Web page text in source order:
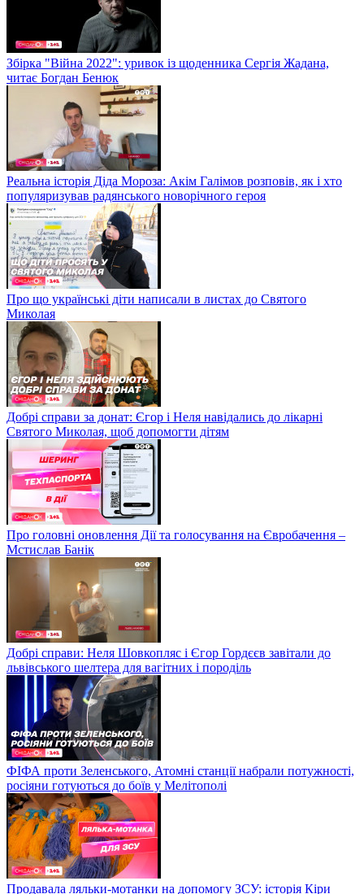
Збірка "Війна 2022": уривок із щоденника Сергія Жадана,
читає Богдан Бенюк
Реальна історія Діда Мороза: Акім Галімов розповів, як і хто
популяризував радянського новорічного героя
Про що українські діти написали в листах до Святого
Миколая
Добрі справи за донат: Єгор і Неля навідались до лікарні
Святого Миколая, щоб допомогти дітям
Про головні оновлення Дії та голосування на Євробачення –
Мстислав Банік
Добрі справи: Неля Шовкопляс і Єгор Гордєєв завітали до
львівського шелтера для вагітних і породіль
ФІФА проти Зеленського, Атомні станції набрали потужності,
росіяни готуються до боїв у Мелітополі
Продавала ляльки-мотанки на допомогу ЗСУ: історія Кіри